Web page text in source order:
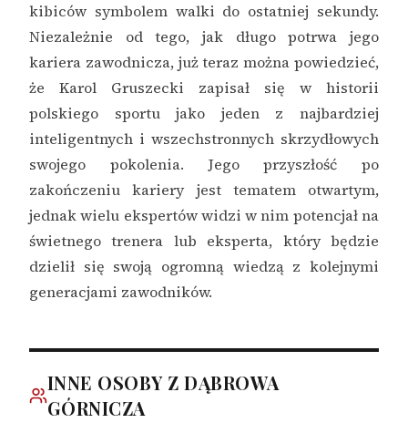
kibiców symbolem walki do ostatniej sekundy.
Niezależnie od tego, jak długo potrwa jego
kariera zawodnicza, już teraz można powiedzieć,
że Karol Gruszecki zapisał się w historii
polskiego sportu jako jeden z najbardziej
inteligentnych i wszechstronnych skrzydłowych
swojego pokolenia. Jego przyszłość po
zakończeniu kariery jest tematem otwartym,
jednak wielu ekspertów widzi w nim potencjał na
świetnego trenera lub eksperta, który będzie
dzielił się swoją ogromną wiedzą z kolejnymi
generacjami zawodników.
INNE OSOBY Z DĄBROWA
GÓRNICZA